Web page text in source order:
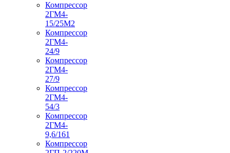
Компрессор
2ГМ4-
15/25М2
Компрессор
2ГМ4-
24/9
Компрессор
2ГМ4-
27/9
Компрессор
2ГМ4-
54/3
Компрессор
2ГМ4-
9,6/161
Компрессор